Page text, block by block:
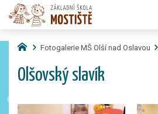
Fotogalerie MŠ Olší nad Oslavou
Olšovský slavík